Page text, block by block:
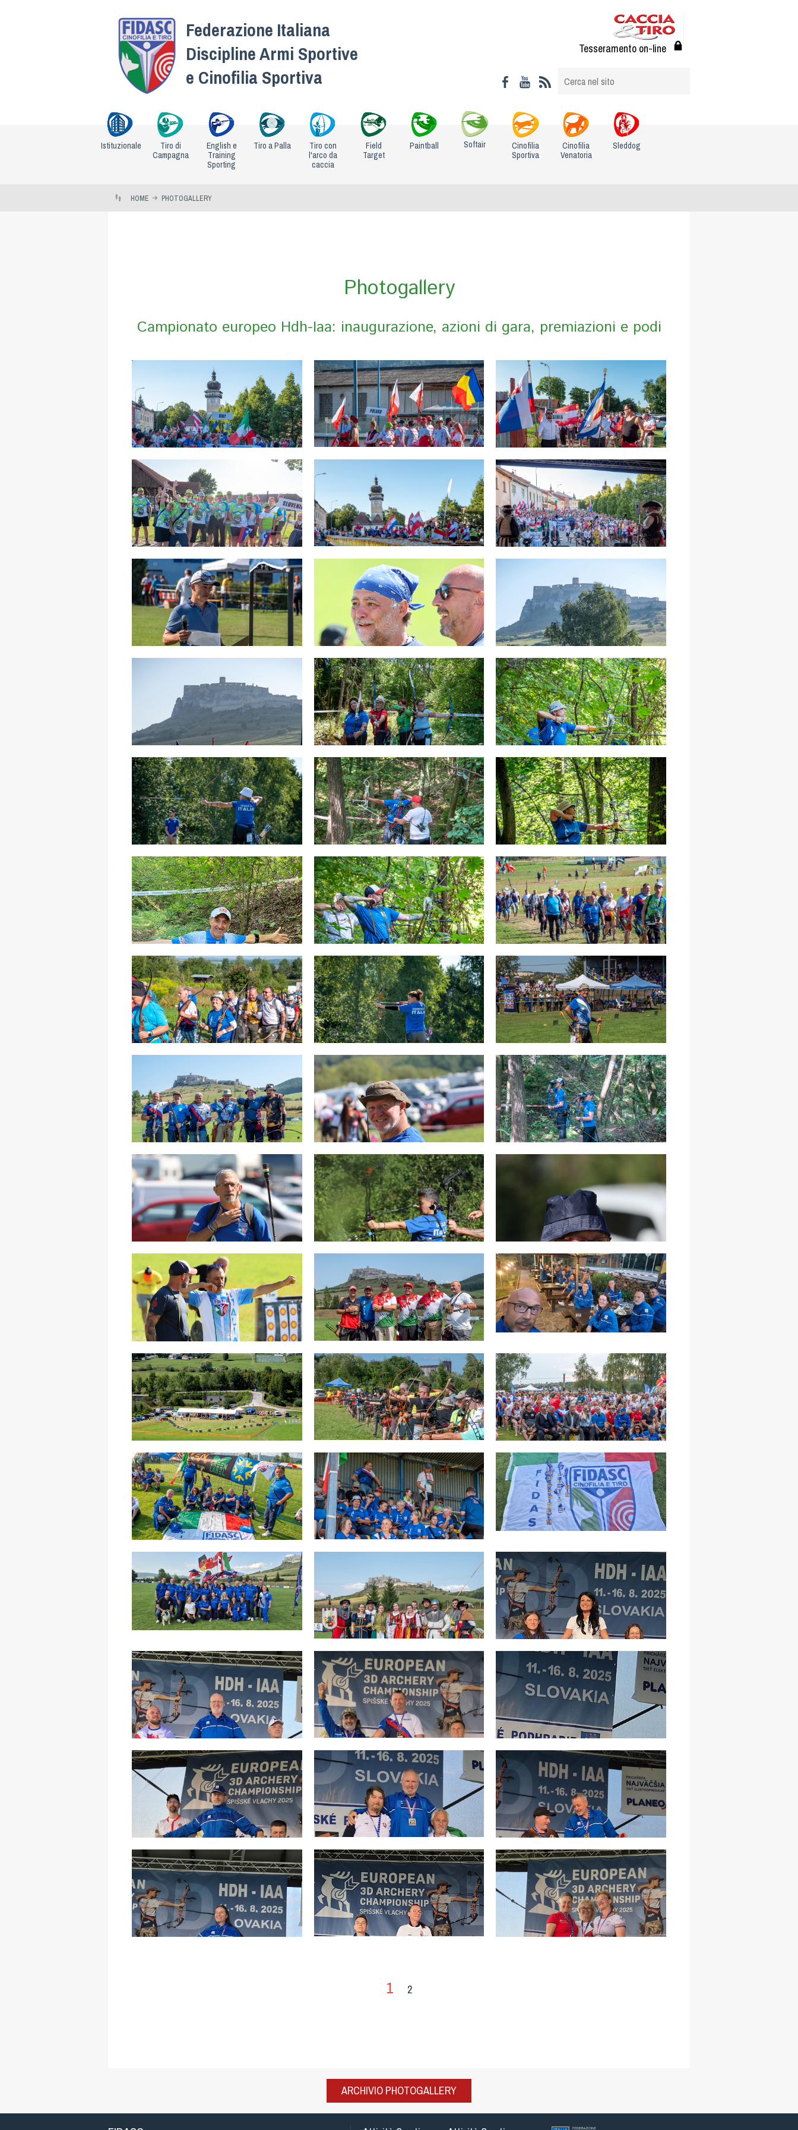
Federazione Italiana
Discipline Armi Sportive
e Cinofilia Sportiva
Tesseramento on-line
Istituzionale
Tiro di
Campagna
English e
Training
Sporting
Tiro a Palla
Tiro con
l'arco da
caccia
Field
Target
Paintball Softair
Cinofilia
Sportiva
Cinofilia
Venatoria
Sleddog
HOME PHOTOGALLERY
Photogallery
Campionato europeo Hdh-Iaa: inaugurazione, azioni di gara, premiazioni e podi
1 2
ARCHIVIO PHOTOGALLERY